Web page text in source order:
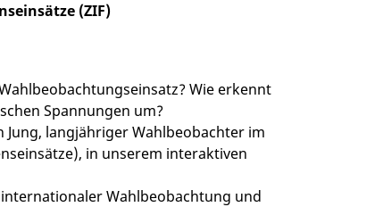
(ZIF)
Wie erkennt
Spannungen um?
langjähriger Wahlbeobachter im
in unserem interaktiven
Wahlbeobachtung und